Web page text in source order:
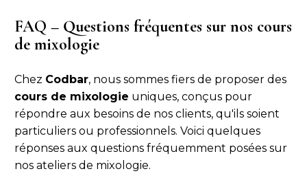
FAQ – Questions fréquentes sur nos cours
de mixologie
Chez Codbar, nous sommes fiers de proposer des
cours de mixologie uniques, conçus pour
répondre aux besoins de nos clients, qu'ils soient
particuliers ou professionnels. Voici quelques
réponses aux questions fréquemment posées sur
nos ateliers de mixologie.